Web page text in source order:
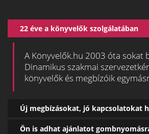
22 éve a könyvelők szolgálatában
A Könyvelők.hu 2003 óta sokat
Dinamikus szakmai
könyvelők és megbízóik
Új megbízásokat, jó kapcsolatokat
Ön is adhat ajánlatot